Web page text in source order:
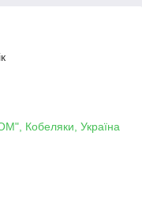
Кобеляки, Україна